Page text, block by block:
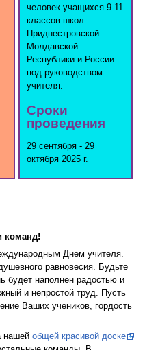
человек учащихся 9-11
классов школ
Приднестровской
Молдавской
Республики и России
под руководством
учителя.
Сроки
проведения
29 сентября - 29
октября 2025 г.
команд!
Днем учителя.
равновесия. Будьте
будет наполнен радостью и
и непростой труд. Пусть
Ваших учеников, гордость
нашей общей красивой доске